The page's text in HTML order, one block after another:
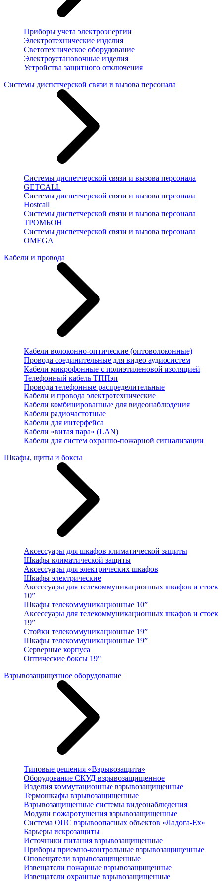
Приборы учета электроэнергии
Электротехнические изделия
Светотехническое оборудование
Электроустановочные изделия
Устройства защитного отключения
Системы диспетчерской связи и вызова персонала
Системы диспетчерской связи и вызова персонала
GETCALL
Системы диспетчерской связи и вызова персонала
Hostcall
Системы диспетчерской связи и вызова персонала
ТРОМБОН
Системы диспетчерской связи и вызова персонала
OMEGA
Кабели и провода
Кабели волоконно-оптические (оптоволоконные)
Провода соединительные для видео аудиосистем
Кабели микрофонные с полиэтиленовой изоляцией
Телефонный кабель ТППэп
Провода телефонные распределительные
Кабели и провода электротехнические
Кабели комбинированные для видеонаблюдения
Кабели радиочастотные
Кабели для интерфейса
Кабели «витая пара» (LAN)
Кабели для систем охранно-пожарной сигнализации
Шкафы, щиты и боксы
Аксессуары для шкафов климатической защиты
Шкафы климатической защиты
Аксессуары для электрических шкафов
Шкафы электрические
Аксессуары для телекоммуникационных шкафов и стоек
10”
Шкафы телекоммуникационные 10”
Аксессуары для телекоммуникационных шкафов и стоек
19”
Стойки телекоммуникационные 19”
Шкафы телекоммуникационные 19”
Серверные корпуса
Оптические боксы 19"
Взрывозащищенное оборудование
Типовые решения «Взрывозащита»
Оборудование СКУД взрывозащищенное
Изделия коммутационные взрывозащищенные
Термошкафы взрывозащищенные
Взрывозащищенные системы видеонаблюдения
Модули пожаротушения взрывозащищенные
Система ОПС взрывоопасных объектов «Ладога-Ex»
Барьеры искрозащиты
Источники питания взрывозащищенные
Приборы приемно-контрольные взрывозащищенные
Оповещатели взрывозащищенные
Извещатели пожарные взрывозащищенные
Извещатели охранные взрывозащищенные